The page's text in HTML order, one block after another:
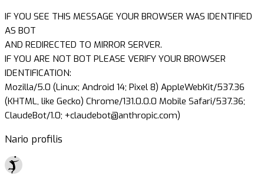
IF YOU SEE THIS MESSAGE YOUR BROWSER WAS IDENTIFIED
AS BOT
AND REDIRECTED TO MIRROR SERVER.
IF YOU ARE NOT BOT PLEASE VERIFY YOUR BROWSER
IDENTIFICATION:
Mozilla/5.0 (Linux; Android 14; Pixel 8) AppleWebKit/537.36
(KHTML, like Gecko) Chrome/131.0.0.0 Mobile Safari/537.36;
ClaudeBot/1.0; +claudebot@anthropic.com)
Nario profilis